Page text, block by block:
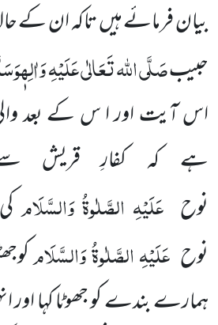
بیانفرمائے ہیں تاکہ ان
حبیبصَلَّی اللہ تَعَالٰی عَلَیْہِ
اس آیتاور ا س کےبعد
ہےکہ کفارِ قریش
نوح عَلَیْہِ الصَّلٰوۃُوَالسَّلَام
نوح عَلَیْہِالصَّلٰوۃُوَالسَّلَام
ہمارے بندے کو جھوٹا کہا اور